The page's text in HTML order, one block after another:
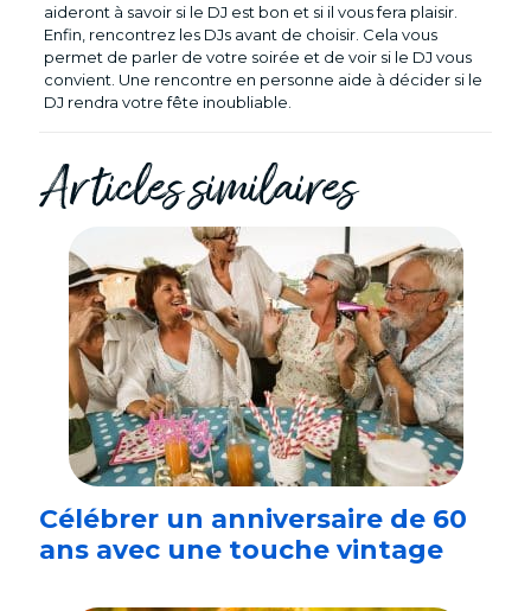
aideront à savoir si le DJ est bon et si il vous fera plaisir.
Enfin, rencontrez les DJs avant de choisir. Cela vous
permet de parler de votre soirée et de voir si le DJ vous
convient. Une rencontre en personne aide à décider si le
DJ rendra votre fête inoubliable.
Articles similaires
Célébrer un anniversaire de 60
ans avec une touche vintage